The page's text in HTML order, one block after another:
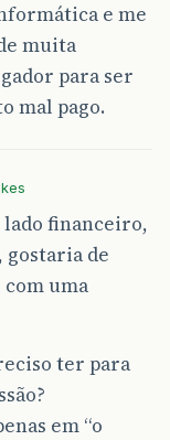
e me
muita
para ser
mal pago.
lado financeiro,
de
uma
ter para
em “o